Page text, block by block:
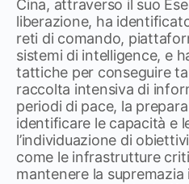
Cina, attraverso il suo
liberazione, ha
reti di comando,
sistemi di intelligence, e
tattiche per conseguire
raccolta intensiva di
periodi di pace, la
identificare le capacità e
l’individuazione di
come le infrastrutture
mantenere la